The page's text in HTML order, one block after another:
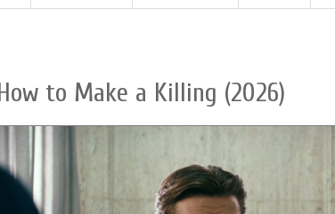
to Make a Killing (2026)